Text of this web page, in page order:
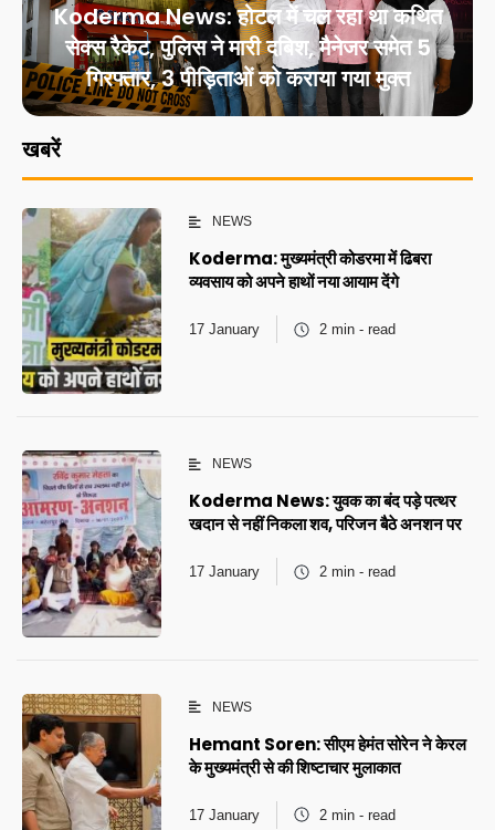
Koderma News: होटल में चल रहा था कथित
सेक्स रैकेट, पुलिस ने मारी दबिश, मैनेजर समेत 5
गिरफ्तार, 3 पीड़िताओं को कराया गया मुक्त
खबरें
NEWS
Koderma: मुख्यमंत्री कोडरमा में ढिबरा
व्यवसाय को अपने हाथों नया आयाम देंगे
17 January 2 min - read
NEWS
Koderma News: युवक का बंद पड़े पत्थर
खदान से नहीं निकला शव, परिजन बैठे अनशन पर
17 January 2 min - read
NEWS
Hemant Soren: सीएम हेमंत सोरेन ने केरल
के मुख्यमंत्री से की शिष्टाचार मुलाकात
17 January 2 min - read